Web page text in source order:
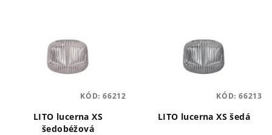
LITO lucerna XS
šedobéžová
KÓD: 66212
LITO lucerna XS šedá
KÓD: 66213